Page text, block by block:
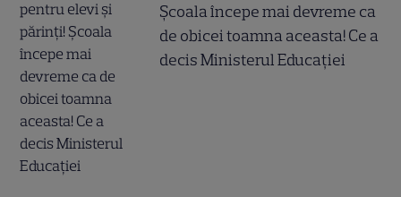
Școala începe mai devreme ca
de obicei toamna aceasta! Ce a
decis Ministerul Educației